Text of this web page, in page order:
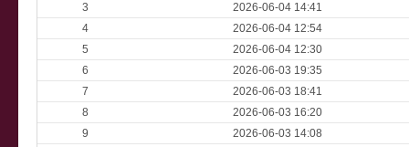
3
2026-06-04 14:41
4
2026-06-04 12:54
5
2026-06-04 12:30
6
2026-06-03 19:35
7
2026-06-03 18:41
8
2026-06-03 16:20
9
2026-06-03 14:08